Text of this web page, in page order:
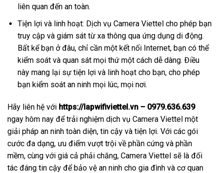
liên quan đến an toàn.
Tiện lợi và linh hoạt: Dịch vụ Camera Viettel cho phép bạn
truy cập và giám sát từ xa thông qua ứng dụng di động.
Bất kể bạn ở đâu, chỉ cần một kết nối Internet, bạn có thể
kiểm soát và quan sát mọi thứ một cách dễ dàng. Điều
này mang lại sự tiện lợi và linh hoạt cho bạn, cho phép
bạn kiểm soát an ninh mọi lúc, mọi nơi.
Hãy liên hệ với https://lapwifiviettel.vn – 0979.636.639
ngay hôm nay để trải nghiệm dịch vụ Camera Viettel một
giải pháp an ninh toàn diện, tin cậy và tiện lợi. Với các gói
cước đa dạng, ưu điểm vượt trội về phần cứng và phần
mềm, cùng với giá cả phải chăng, Camera Viettel sẽ là đối
tác đáng tin cậy để bảo vệ an ninh cho gia đình và cơ quan